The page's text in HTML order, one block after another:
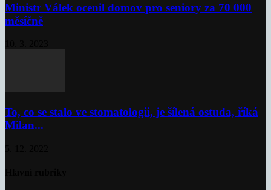
Ministr Válek ocenil domov pro seniory za 70 000
měsíčně
To, co se stalo ve stomatologii, je šílená ostuda, říká
Milan...